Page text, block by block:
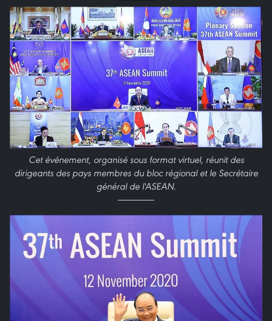
Cet événement, organisé sous format virtuel, réunit des
dirigeants des pays membres du bloc régional et le Secrétaire
général de l'ASEAN.